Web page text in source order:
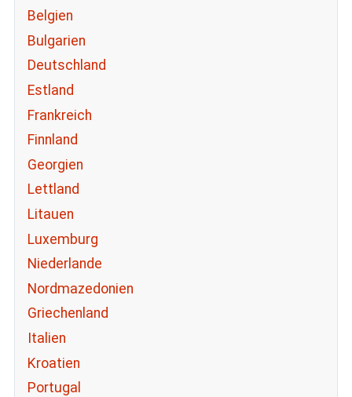
Belgien
Bulgarien
Deutschland
Estland
Frankreich
Finnland
Georgien
Lettland
Litauen
Luxemburg
Niederlande
Nordmazedonien
Griechenland
Italien
Kroatien
Portugal